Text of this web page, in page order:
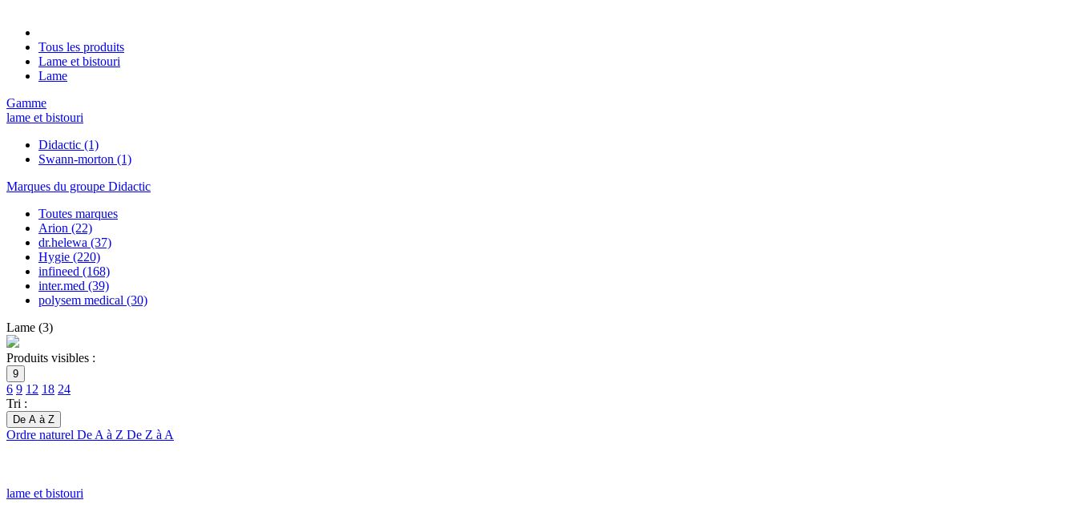
Tous les produits
Lame et bistouri
Lame
Gamme
lame et bistouri
Didactic (1)
Swann-morton (1)
Marques du groupe Didactic
Toutes marques
Arion (22)
dr.helewa (37)
Hygie (220)
infineed (168)
inter.med (39)
polysem medical (30)
Lame (3)
Produits visibles :
9
6 9 12 18 24
Tri :
De A à Z
Ordre naturel De A à Z De Z à A
lame et bistouri